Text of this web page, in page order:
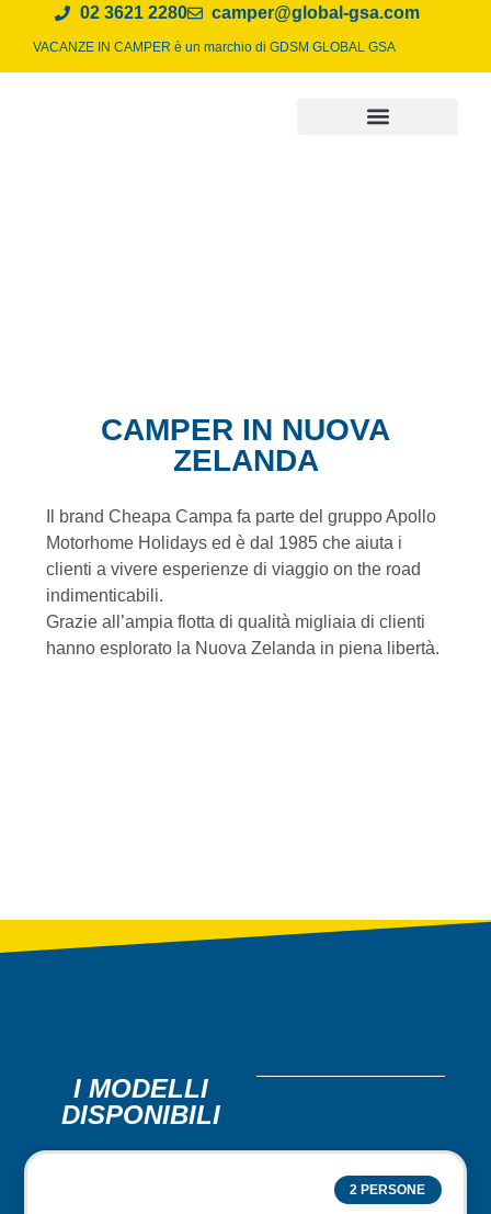
02 3621 2280 camper@global-gsa.com
VACANZE IN CAMPER è un marchio di GDSM GLOBAL GSA
CAMPER IN NUOVA
ZELANDA
Il brand Cheapa Campa fa parte del gruppo Apollo
Motorhome Holidays ed è dal 1985 che aiuta i
clienti a vivere esperienze di viaggio on the road
indimenticabili.
Grazie all’ampia flotta di qualità migliaia di clienti
hanno esplorato la Nuova Zelanda in piena libertà.
I MODELLI
DISPONIBILI
2 PERSONE